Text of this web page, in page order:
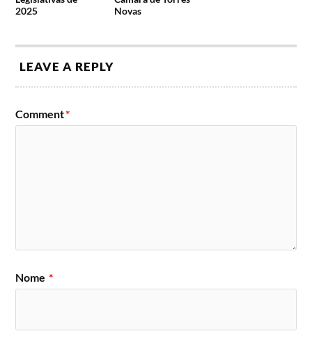
2025
Novas
LEAVE A REPLY
Comment*
Nome *